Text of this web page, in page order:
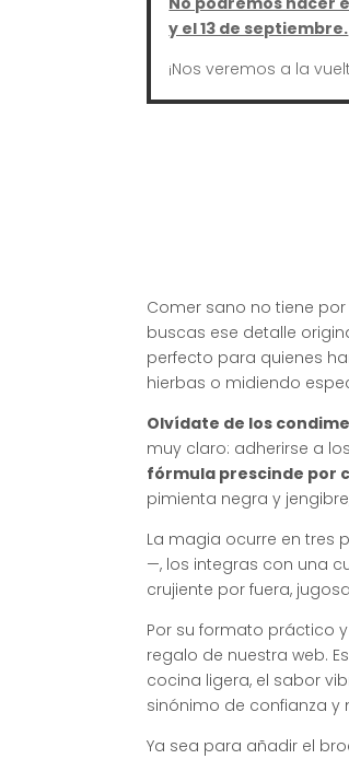
y el 13 de septiembre.
¡Nos veremos a la
Comer sano no tiene
buscas ese detalle
perfecto para quienes
hierbas o midiendo
Olvídate de los
muy claro: adherirse a
fórmula prescinde por
pimienta negra y
La magia ocurre en tres
—, los integras con una
crujiente por fuera,
Por su formato práctico
regalo de nuestra web.
cocina ligera, el sabor
sinónimo de confianza
Ya sea para añadir el